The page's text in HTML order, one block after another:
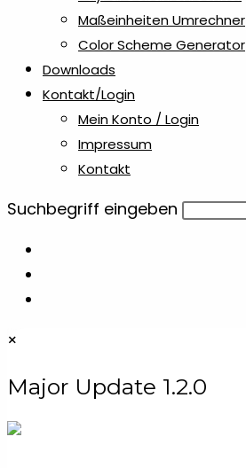
Maßeinheiten Umrechner
Color Scheme Generator
Downloads
Kontakt/Login
Mein Konto / Login
Impressum
Kontakt
Diese
durchsuchen
Suchbegriff eingeben
×
Major Update 1.2.0